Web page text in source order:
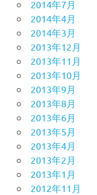
2014年7月
2014年4月
2014年3月
2013年12月
2013年11月
2013年10月
2013年9月
2013年8月
2013年6月
2013年5月
2013年4月
2013年2月
2013年1月
2012年11月